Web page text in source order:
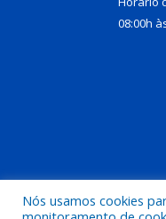
08:00h
Todos
Nós usamos cookies